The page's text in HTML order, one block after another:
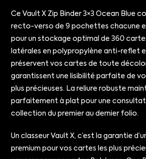
Ce Vault X Zip Binder 3×3 Ocean Blue
recto-verso de 9 pochettes chacune
pour un stockage optimal de 360
latérales en polypropylène anti-reflet
préservent vos cartes de toute
garantissent une lisibilité parfaite de
plus précieuses. La reliure robuste
parfaitement à plat pour une
collection du premier au dernier folio.
Un classeur Vault X, c’est la garantie
premium pour vos cartes les plus